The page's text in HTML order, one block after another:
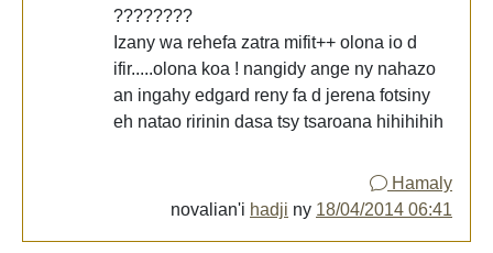
????????
Izany wa rehefa zatra mifit++ olona io d
ifir.....olona koa ! nangidy ange ny nahazo
an ingahy edgard reny fa d jerena fotsiny
eh natao ririnin dasa tsy tsaroana hihihihih
Hamaly
novalian'i hadji ny 18/04/2014 06:41